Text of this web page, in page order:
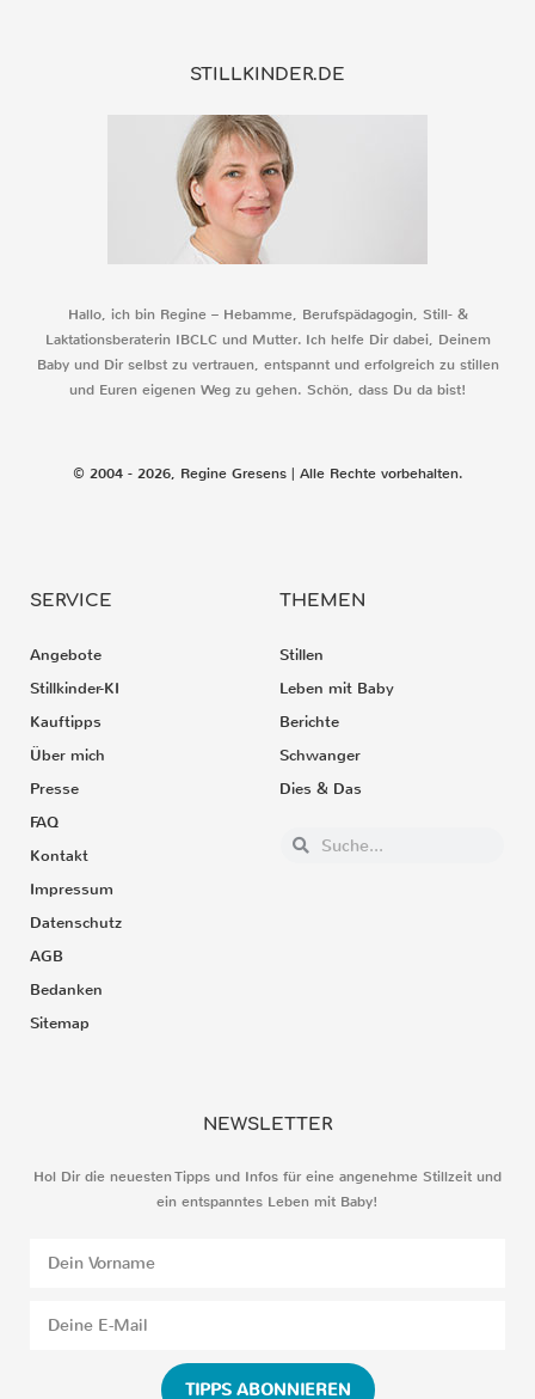
STILLKINDER.DE
Hallo, ich bin Regine – Hebamme, Berufspädagogin, Still- &
Laktationsberaterin IBCLC und Mutter. Ich helfe Dir dabei, Deinem
Baby und Dir selbst zu vertrauen, entspannt und erfolgreich zu stillen
und Euren eigenen Weg zu gehen. Schön, dass Du da bist!
© 2004 - 2026, Regine Gresens | Alle Rechte vorbehalten.
SERVICE
Angebote
Stillkinder-KI
Kauftipps
Über mich
Presse
FAQ
Kontakt
Impressum
Datenschutz
AGB
Bedanken
Sitemap
THEMEN
Stillen
Leben mit Baby
Berichte
Schwanger
Dies & Das
NEWSLETTER
Hol Dir die neuesten Tipps und Infos für eine angenehme Stillzeit und
ein entspanntes Leben mit Baby!
TIPPS ABONNIEREN